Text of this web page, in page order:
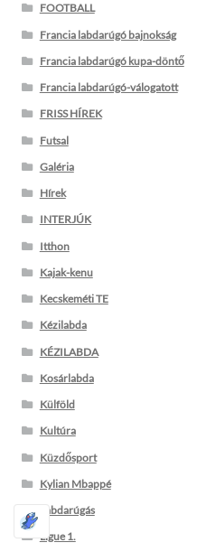
FOOTBALL
Francia labdarúgó bajnokság
Francia labdarúgó kupa-döntő
Francia labdarúgó-válogatott
FRISS HÍREK
Futsal
Galéria
Hírek
INTERJÚK
Itthon
Kajak-kenu
Kecskeméti TE
Kézilabda
KÉZILABDA
Kosárlabda
Külföld
Kultúra
Küzdősport
Kylian Mbappé
Labdarúgás
Ligue 1.